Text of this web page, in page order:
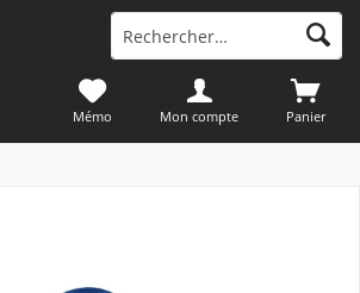
Panier
Mémo Mon compte